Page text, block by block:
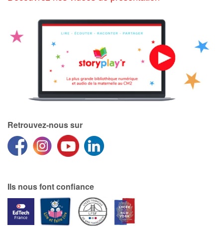
Retrouvez-nous sur
Ils nous font confiance